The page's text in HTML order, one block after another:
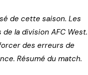
de cette saison. Les
la division AFC West.
des erreurs de
Résumé du match.